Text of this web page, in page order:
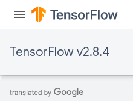
TensorFlow v2.8.4